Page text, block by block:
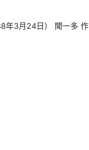
年3月24日） 聞一多 作